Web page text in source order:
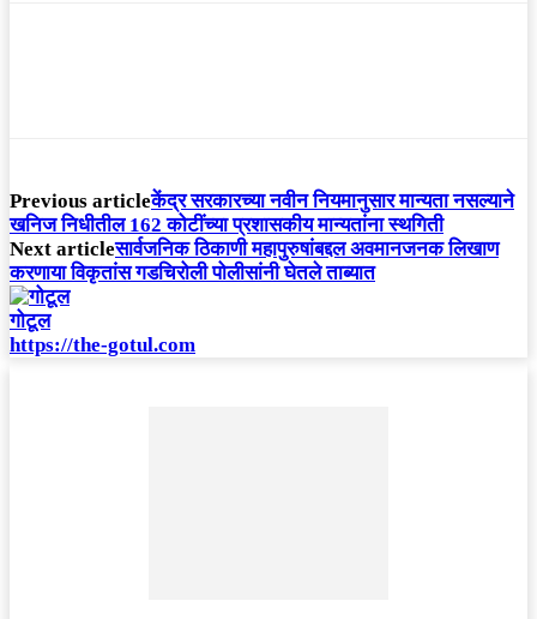
Previous articleकेंद्र सरकारच्या नवीन नियमानुसार मान्यता नसल्याने
खनिज निधीतील 162 कोटींच्या प्रशासकीय मान्यतांना स्थगिती
Next articleसार्वजनिक ठिकाणी महापुरुषांबद्दल अवमानजनक लिखाण
करणा­या विकृतांस गडचिरोली पोलीसांनी घेतले ताब्यात
गोटूल
https://the-gotul.com